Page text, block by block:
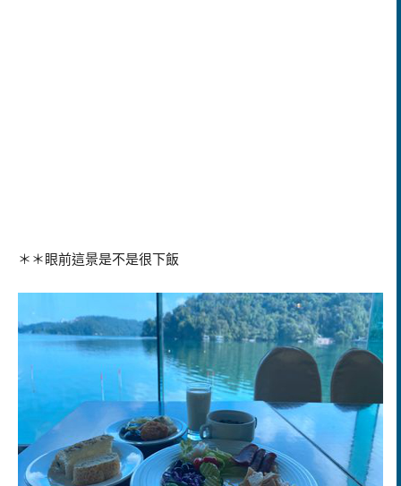
＊＊眼前這景是不是很下飯